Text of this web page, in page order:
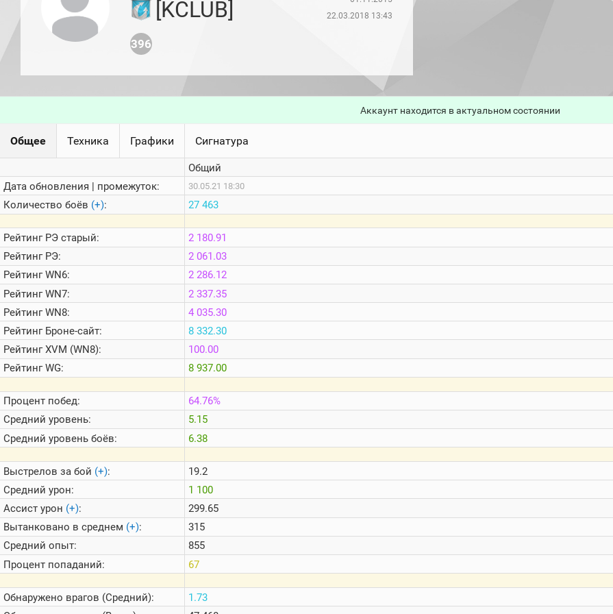
1000
Кланы
стримеров
Информация
Онлайн
Цветовая
шкала
Теlegram
ВК
Портал
Мира
Танков
[KCLUB]
396
22.03.2018 13:43
Аккаунт находится в актуальном состоянии
Общее Техника Графики Сигнатура
Дата обновления | промежуток:
Количество боёв (+):
РейтингРЭ старый:
РейтингРЭ:
РейтингWN6:
РейтингWN7:
РейтингWN8:
РейтингБроне-сайт:
РейтингXVM (WN8):
РейтингWG:
Процент побед:
Средний уровень:
Средний уровень боёв:
Выстрелов за бой (+):
Средний урон:
Ассист урон (+):
Вытанковано в среднем (+):
Средний опыт:
Процент попаданий:
Обнаружено врагов (Средний):
Общий
30.05.21 18:30
27 463
2 180.91
2 061.03
2 286.12
2 337.35
4 035.30
8 332.30
100.00
8 937.00
64.76%
5.15
6.38
19.2
1 100
299.65
315
855
67
1.73